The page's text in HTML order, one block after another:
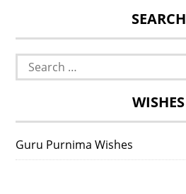
SEARCH
Search
for:
WISHES
Guru Purnima Wishes